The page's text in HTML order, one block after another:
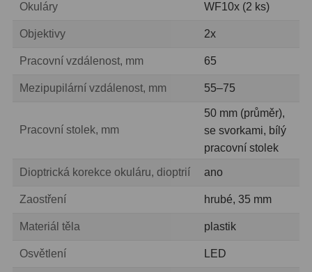
Okuláry WF10x (2 ks)
Objektivy 2х
Pracovní vzdálenost, mm 65
Mezipupilární vzdálenost, mm 55–75
Pracovní stolek, mm
50 mm (průměr),
se svorkami, bílý
pracovní stolek
Dioptrická korekce okuláru, dioptrií ano
Zaostření hrubé, 35 mm
Materiál těla plastik
Osvětlení LED